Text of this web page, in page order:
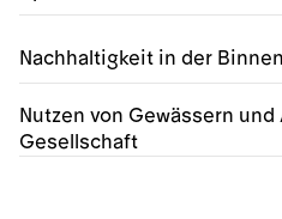
Nachhaltigkeit in der
Nutzen von Gewässern
Gesellschaft